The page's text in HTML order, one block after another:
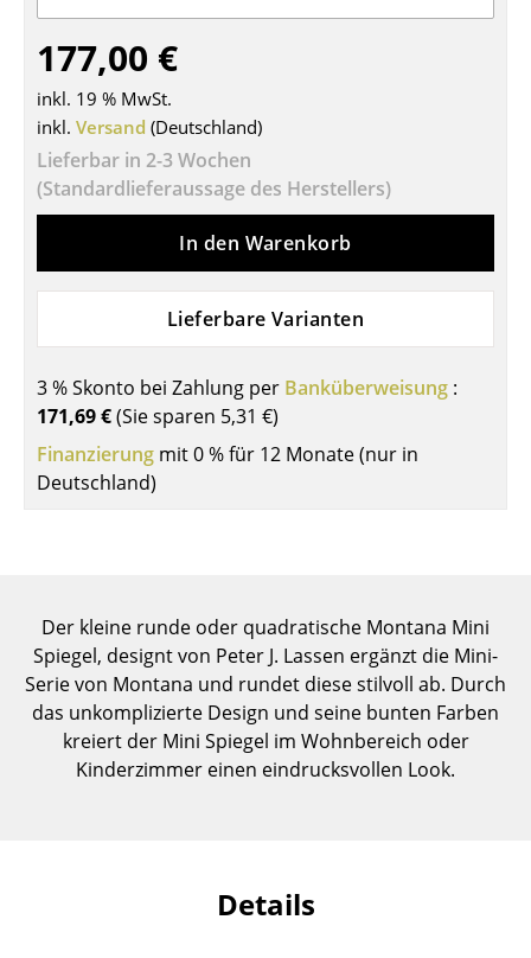
Tische
Esstische
Beistelltische
Couchtische
Schreibtische
Sekretäre & PC-Tische
Konferenztische
Stehtische & Stehpulte
Kindertische
Gartentische
Servierwagen
Aufbewahren
Regale & Schränke
Bücherregale
Wandregale
177,00 €
inkl. 19 % MwSt.
inkl. Versand (Deutschland)
Lieferbar in 2-3 Wochen
(Standardlieferaussage des Herstellers)
In den Warenkorb
Lieferbare Varianten
3 % Skonto bei Zahlung per Banküberweisung :
171,69 €(Sie sparen 5,31 €)
Finanzierung mit 0 % für 12 Monate (nur in
Deutschland)
Der kleine runde oder quadratische Montana Mini
Spiegel, designt von Peter J. Lassen ergänzt die Mini-
Serie von Montana und rundet diese stilvoll ab. Durch
das unkomplizierte Design und seine bunten Farben
kreiert der Mini Spiegel im Wohnbereich oder
Kinderzimmer einen eindrucksvollen Look.
Details